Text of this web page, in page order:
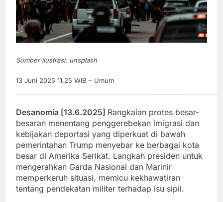
Sumber ilustrasi: unsplash
13 Juni 2025 11.25 WIB – Umum
Desanomia [13.6.2025] Rangkaian protes besar-
besaran menentang penggerebekan imigrasi dan
kebijakan deportasi yang diperkuat di bawah
pemerintahan Trump menyebar ke berbagai kota
besar di Amerika Serikat. Langkah presiden untuk
mengerahkan Garda Nasional dan Marinir
memperkeruh situasi, memicu kekhawatiran
tentang pendekatan militer terhadap isu sipil.